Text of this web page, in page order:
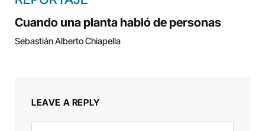
Cuando una planta habló de personas
Sebastián Alberto Chiapella
LEAVE A REPLY